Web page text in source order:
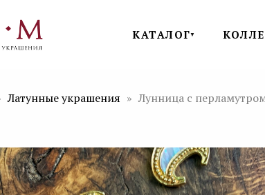
КАТАЛОГ▼
Латунные украшения Лунница с